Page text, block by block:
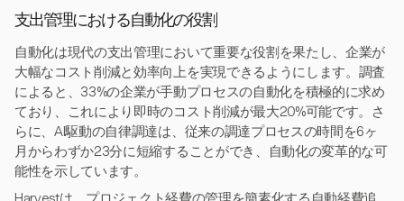
支出管理における自動化の役割
自動化は現代の支出管理において重要な役割を果たし、企業が
大幅なコスト削減と効率向上を実現できるようにします。調査
によると、33%の企業が手動プロセスの自動化を積極的に求め
ており、これにより即時のコスト削減が最大20%可能です。さ
らに、AI駆動の自律調達は、従来の調達プロセスの時間を6ヶ
月からわずか23分に短縮することができ、自動化の変革的な可
能性を示しています。